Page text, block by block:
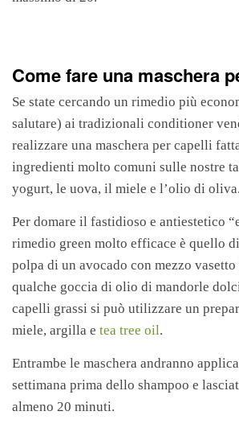
Come fare una maschera
Se state cercando un rimedio più
salutare) ai tradizionali conditioner
realizzare una maschera per capelli
ingredienti molto comuni sulle nostre
yogurt, le uova, il miele e l’olio di oliva.
Per domare il fastidioso e antiestetico
rimedio green molto efficace è quello
polpa di un avocado con mezzo
qualche goccia di olio di mandorle
capelli grassi si può utilizzare un
miele, argilla e tea tree oil.
Entrambe le maschera andranno
settimana prima dello shampoo e
almeno 20 minuti.